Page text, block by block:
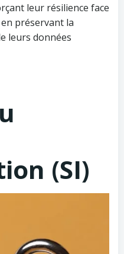
leur résilience face
préservant la
leurs données
(SI)